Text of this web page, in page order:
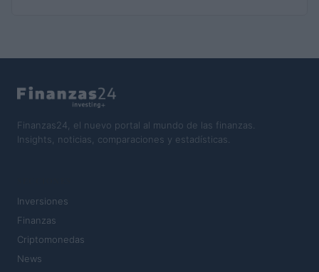
Finanzas24, el nuevo portal al mundo de las finanzas.
Insights, noticias, comparaciones y estadísticas.
Inversiones
Finanzas
Criptomonedas
News